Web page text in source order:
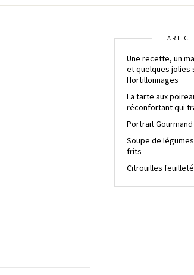
Une recette, un
et quelques jolies
Hortillonnages
La tarte aux
réconfortant qui
Portrait
Soupe de
frits
Citrouilles